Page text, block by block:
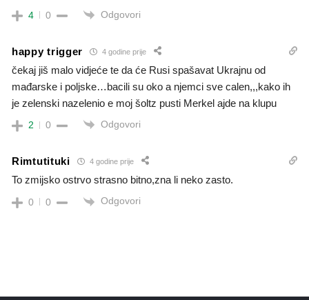
4 0 Odgovori
happy trigger 4 godine prije
čekaj jiš malo vidjeće te da će Rusi spašavat Ukrajnu od
mađarske i poljske…bacili su oko a njemci sve calen,,,kako ih
je zelenski nazelenio e moj šoltz pusti Merkel ajde na klupu
2 0 Odgovori
Rimtutituki 4 godine prije
To zmijsko ostrvo strasno bitno,zna li neko zasto.
0 0 Odgovori